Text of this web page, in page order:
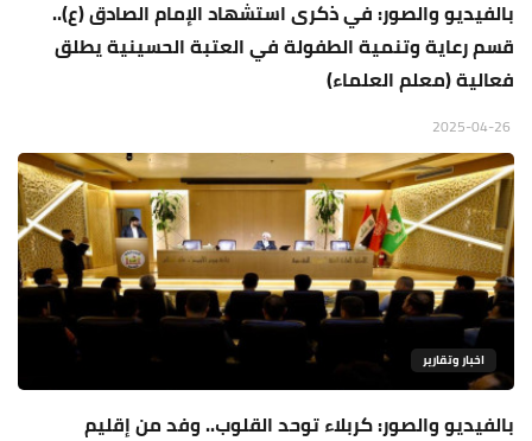
بالفيديو والصور: في ذكرى استشهاد الإمام الصادق (ع)..
قسم رعاية وتنمية الطفولة في العتبة الحسينية يطلق
فعالية (معلم العلماء)
اخبار وتقارير
بالفيديو والصور: كربلاء توحد القلوب.. وفد من إقليم